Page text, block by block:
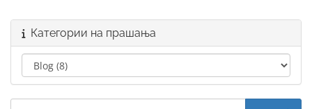
Категории на прашања